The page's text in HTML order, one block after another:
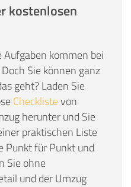
kostenlosen
Aufgaben kommen bei
Sie können ganz
geht? Laden Sie
Checklistevon
herunter und Sie
praktischen Liste
Punkt für Punkt und
Sie ohne
und der Umzug